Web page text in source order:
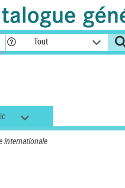
Tout
internationale